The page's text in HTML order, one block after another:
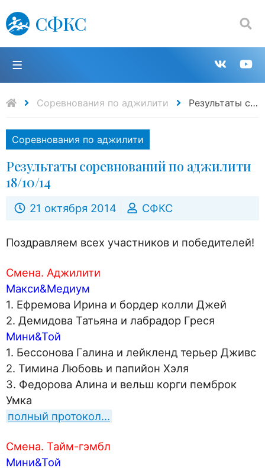
СФКС
Поиск:
в
Соревнования по аджилити Результаты соревнований по аджилити 18/10/14
Соревнования по аджилити
Результаты соревнований по аджилити
18/10/14
21 октября 2014 СФКС
Поздравляем всех участников и победителей!
Смена. Аджилити
Макси&Медиум
1. Ефремова Ирина и бордер колли Джей
2. Демидова Татьяна и лабрадор Греся
Мини&Той
1. Бессонова Галина и лейкленд терьер Дживс
2. Тимина Любовь и папийон Хэля
3. Федорова Алина и вельш корги пемброк
Умка
полный протокол…
Смена. Тайм-гэмбл
Мини&Той